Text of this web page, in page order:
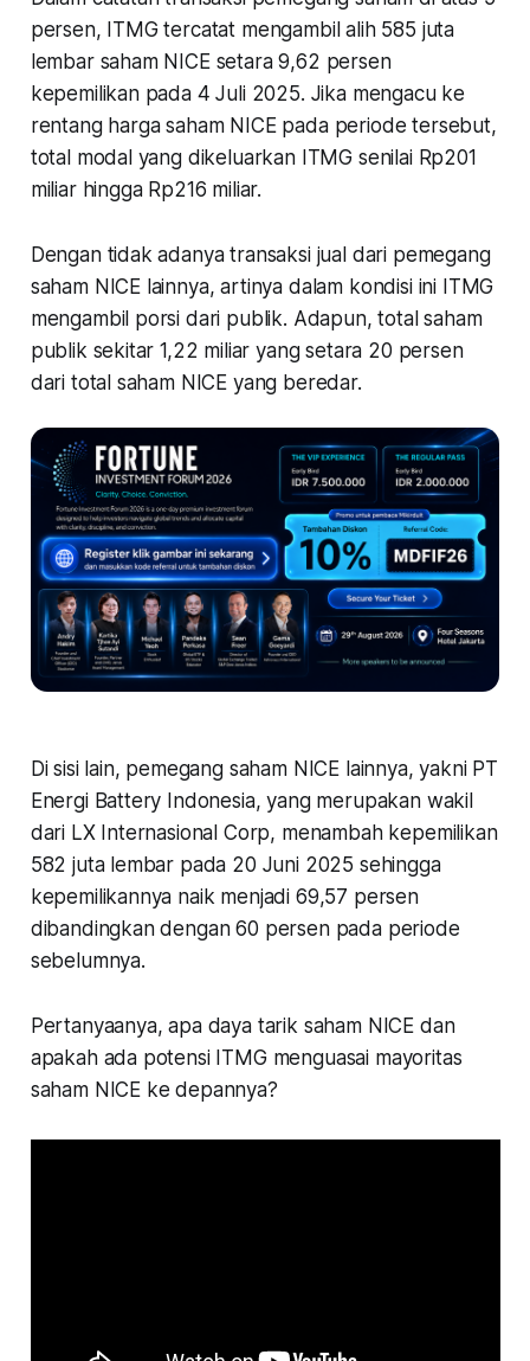
persen, ITMG tercatat mengambil alih 585 juta
lembar saham NICE setara 9,62 persen
kepemilikan pada 4 Juli 2025. Jika mengacu ke
rentang harga saham NICE pada periode tersebut,
total modal yang dikeluarkan ITMG senilai Rp201
miliar hingga Rp216 miliar.
Dengan tidak adanya transaksi jual dari pemegang
saham NICE lainnya, artinya dalam kondisi ini ITMG
mengambil porsi dari publik. Adapun, total saham
publik sekitar 1,22 miliar yang setara 20 persen
dari total saham NICE yang beredar.
Di sisi lain, pemegang saham NICE lainnya, yakni PT
Energi Battery Indonesia, yang merupakan wakil
dari LX Internasional Corp, menambah kepemilikan
582 juta lembar pada 20 Juni 2025 sehingga
kepemilikannya naik menjadi 69,57 persen
dibandingkan dengan 60 persen pada periode
sebelumnya.
Pertanyaanya, apa daya tarik saham NICE dan
apakah ada potensi ITMG menguasai mayoritas
saham NICE ke depannya?